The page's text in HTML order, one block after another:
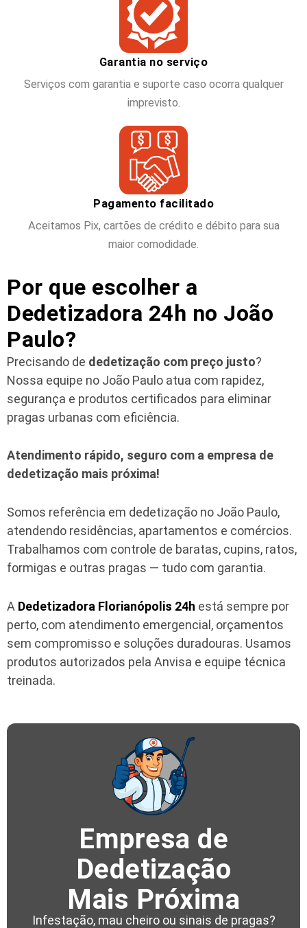
Garantia no serviço
Serviços com garantia e suporte caso ocorra qualquer
imprevisto.
Pagamento facilitado
Aceitamos Pix, cartões de crédito e débito para sua
maior comodidade.
Por que escolher a
Dedetizadora 24h no João
Paulo?
Precisando de dedetização com preço justo?
Nossa equipe no João Paulo atua com rapidez,
segurança e produtos certificados para eliminar
pragas urbanas com eficiência.
Atendimento rápido, seguro com a empresa de
dedetização mais próxima!
Somos referência em dedetização no João Paulo,
atendendo residências, apartamentos e comércios.
Trabalhamos com controle de baratas, cupins, ratos,
formigas e outras pragas — tudo com garantia.
A Dedetizadora Florianópolis 24h está sempre por
perto, com atendimento emergencial, orçamentos
sem compromisso e soluções duradouras. Usamos
produtos autorizados pela Anvisa e equipe técnica
treinada.
Empresa de
Dedetização
Mais Próxima
Infestação, mau cheiro ou sinais de pragas?